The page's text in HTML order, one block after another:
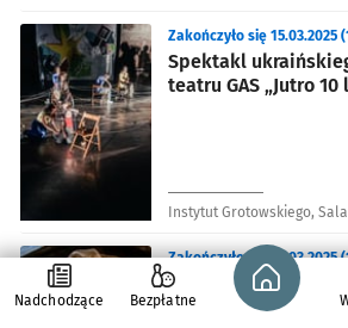
Spektakl
teatru GAS „Jutro 10
Zakończyło się 15.03.2025
Instytut Grotowskiego,
„Opowieści z
wieczorne
Zakończyło się 15.03.2025
Nadchodzące Bezpłatne
Strona